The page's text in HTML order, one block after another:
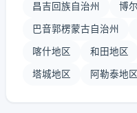
昌吉回族自治州 博
巴音郭楞蒙古自治州
喀什地区 和田地区
塔城地区 阿勒泰地区